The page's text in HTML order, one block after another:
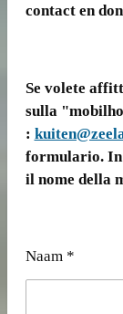
contact en
Se volete
sulla
:
formulario. In
il nome della
Naam *